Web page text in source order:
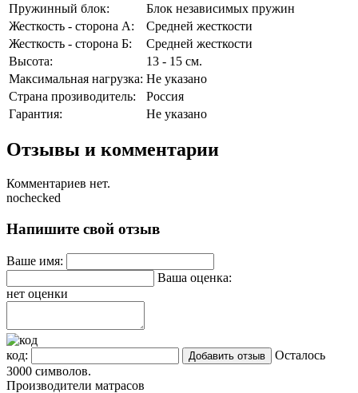
Пружинный блок:
Блок независимых пружин
Жесткость - сторона А:
Средней жесткости
Жесткость - сторона Б:
Средней жесткости
Высота:
13 - 15 см.
Максимальная нагрузка: Не указано
Страна прозиводитель:
Россия
Гарантия:
Не указано
Отзывы и комментарии
Комментариев нет.
nochecked
Напишите свой отзыв
Ваше имя:
Ваша оценка:
нет оценки
код:
Осталось
3000 символов.
Производители матрасов